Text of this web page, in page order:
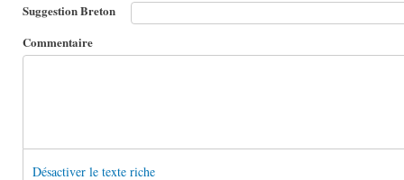
Suggestion Breton
Commentaire
Désactiver le texte riche